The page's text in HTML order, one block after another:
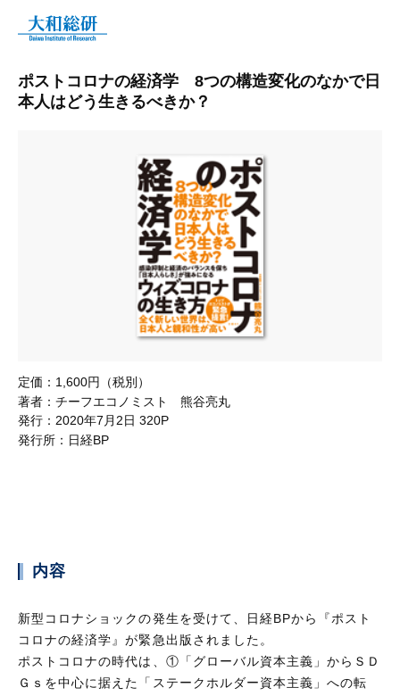
ポストコロナの経済学 8つの構造変化のなかで日
本人はどう生きるべきか？
定価： 1,600円（税別）
著者： チーフエコノミスト 熊谷亮丸
発行： 2020年7月2日 320P
発行所： 日経BP
内容
新型コロナショックの発生を受けて、日経BPから『ポスト
コロナの経済学』が緊急出版されました。
ポストコロナの時代は、①「グローバル資本主義」からＳＤ
Ｇｓを中心に据えた「ステークホルダー資本主義」への転